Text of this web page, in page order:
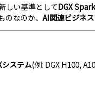
しい基準としてDGX Spark
なのか、 AI関連ビジネ
システム(例: DGX H100,